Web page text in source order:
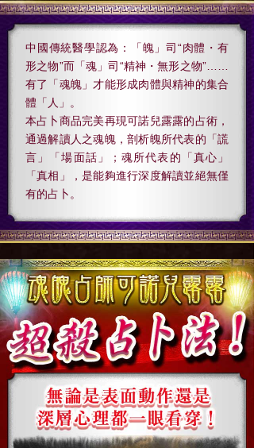
中國傳統醫學認為：「魄」司“肉體・有
形之物”而「魂」司“精神・無形之物”……
有了「魂魄」才能形成肉體與精神的集合
體「人」。
本占卜商品完美再現可諾兒露露的占術，
通過解讀人之魂魄，剖析魄所代表的「謊
言」「場面話」；魂所代表的「真心」
「真相」，是能夠進行深度解讀並絕無僅
有的占卜。